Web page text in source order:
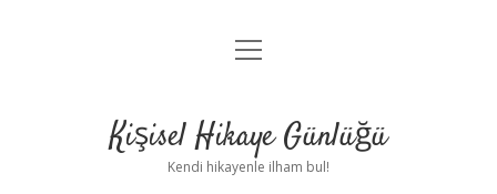
Anasayfa
Yasal Uyarı
menüyü
Kişisel Hikaye Günlüğü
Kendi hikayenle ilham bul!